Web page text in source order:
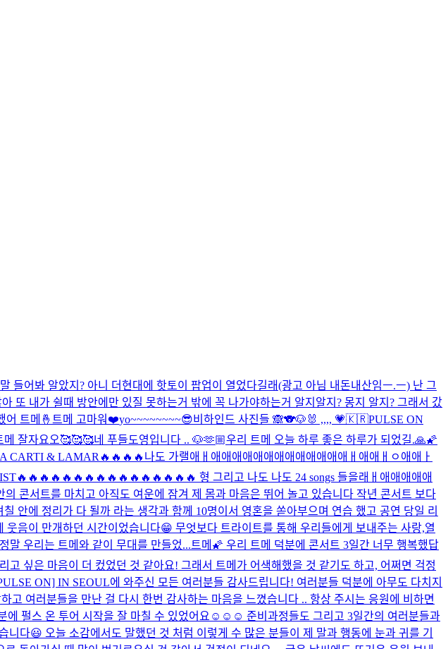
들어봐 알았지? 아니 더현대에 핫토이 팝업이 열었다길래(광고 아님 내돈내산임ㅡ.ㅡ) 난 그
또 내가 쉴때 방안에만 있질 못하는거 밖에 꼭 나가야하는거 알지알지? 몽지 알지? 그래서 갔
어 트메🤞 트메 고마워❤️yo~~~~~~~~😎비하인드 사진들 🙈🐨🐶🐰 ,,,, 💗🇰🇷PULSE ON
메 잘자요오🥰🥰🥰네 푸들도영입니다 .. 🐶🫶🏼우리 트메 오늘 하루 좋은 하루가 되었길.🙏🌠
CARTI & LAMAR🔥🔥🔥🔥나도 가랠애ㅐ애애애애애애애애애애애애애ㅐ애애ㅐㅇ애애ㅏ
형 그리고 나도 나도 24 songs 들을래ㅐ애애애애애
콘서트를 마치고 아직도 여운에 잠겨 제 몸과 마음은 뛰어 놀고 있습니다 작년 콘서트 보다
안에 정리가 다 될까 라는 생각과 함께 10명이서 영혼을 쏟아부으며 연습 했고 공연 당일 리
음이 만개하던 시간이었습니다😁 무엇보다 트라이트를 통해 우리들에게 보내주는 사랑,열
말 우리는 트메와 같이 무대를 만들었...트메🌠 우리 트메 덕분에 콘서트 3일간 너무 행복했답
싶은 마음이 더 컸었던 것 같아요! 그래서 트메가 어색해했을 것 같기도 하고, 어쩌면 걱정
ON] IN SEOUL에 와주신 모든 여러분들 감사드립니다! 여러분들 덕분에 아무도 다치지
여러분들을 만난 걸 다시 한번 감사하는 마음을 느꼈습니다 .. 항상 주시는 응원에 비하면
에 펄스 온 투어 시작을 잘 마칠 수 있었어요☺️☺️☺️ 준비과정들도 그리고 3일간의 여러분들과
다😃 오늘 소감에서도 말했던 것 처럼 이렇게 수 많은 분들이 제 말과 행동에 눈과 귀를 기